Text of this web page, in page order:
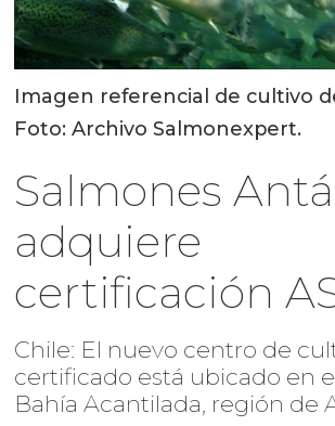
Imagen referencial de cultivo
Foto: Archivo Salmonexpert.
Salmones
adquiere
certificación
Chile: El nuevo centro de
certificado está ubicado en
Bahía Acantilada, región de